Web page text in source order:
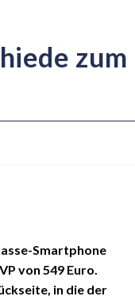
zum
Smartphone
von 549 Euro.
in die der